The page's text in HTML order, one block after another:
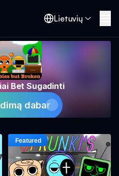
Lietuvių
Bet Sugadinti
dabar